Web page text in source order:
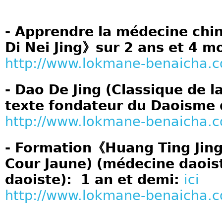
- Apprendre la médecine
Di Nei Jing》sur 2 ans et 4
http://www.lokmane-
- Dao De Jing (Classique de
texte fondateur du Daoisme
http://www.lokmane-
- Formation《Huang Ting
Cour Jaune) (médecine
daoiste): 1 an et demi: ici
http://www.lokmane-